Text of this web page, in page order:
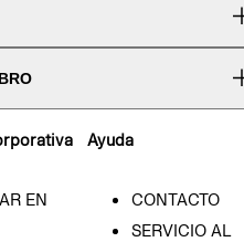
EN
Ayuda
CONTACTO
SERVICIO AL